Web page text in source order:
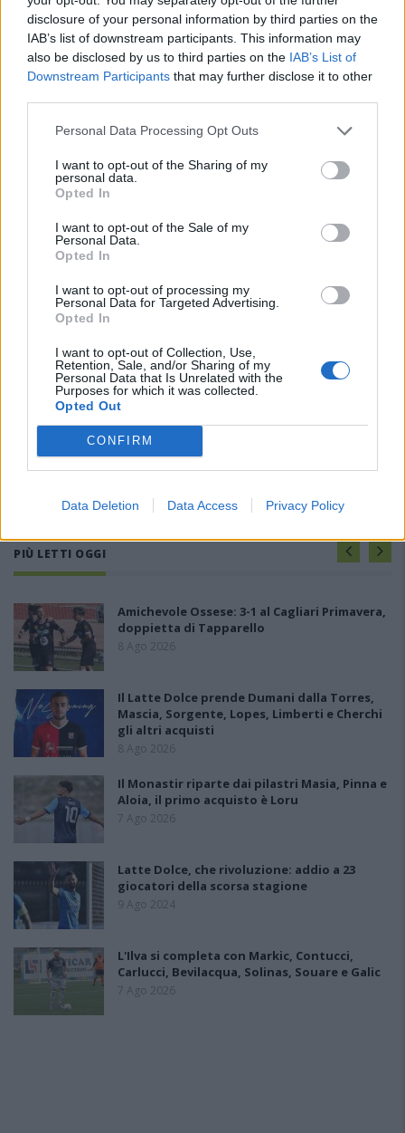
disclosure of your personal information by third parties on the
IAB’s list of downstream participants. This information may
also be disclosed by us to third parties on the IAB’s List of
Downstream Participants that may further disclose it to other
Personal Data Processing Opt Outs
I want to opt-out of the Sharing of my
personal data.
Opted In
I want to opt-out of the Sale of my
Personal Data.
Opted In
I want to opt-out of processing my
Personal Data for Targeted Advertising.
Opted In
I want to opt-out of Collection, Use,
Retention, Sale, and/or Sharing of my
Personal Data that Is Unrelated with the
Purposes for which it was collected.
Opted Out
CONFIRM
Data Deletion Data Access Privacy Policy
PIÙ LETTI OGGI
Amichevole Ossese: 3-1 al Cagliari Primavera,
doppietta di Tapparello
8 Ago 2026
Il Latte Dolce prende Dumani dalla Torres,
Mascia, Sorgente, Lopes, Limberti e Cherchi
gli altri acquisti
8 Ago 2026
Il Monastir riparte dai pilastri Masia, Pinna e
Aloia, il primo acquisto è Loru
7 Ago 2026
Latte Dolce, che rivoluzione: addio a 23
giocatori della scorsa stagione
9 Ago 2024
L'Ilva si completa con Markic, Contucci,
Carlucci, Bevilacqua, Solinas, Souare e Galic
7 Ago 2026